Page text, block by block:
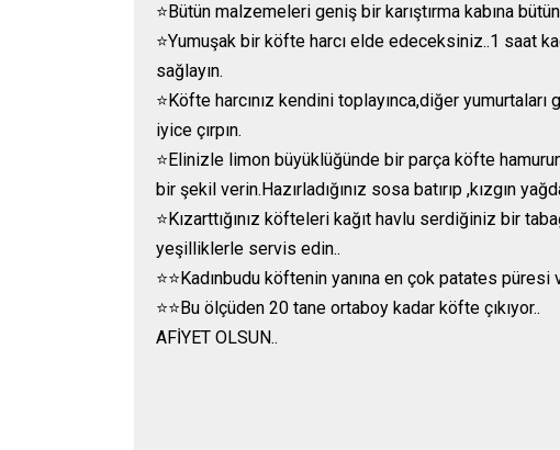
⭐️Bütün malzemeleri geniş bir karıştırma kabına
⭐️Yumuşak bir köfte harcı elde edeceksiniz..1 saat
sağlayın.
⭐️Köfte harcınız kendini toplayınca,diğer
iyice çırpın.
⭐️Elinizle limon büyüklüğünde bir parça köfte
bir şekil verin.Hazırladığınız sosa batırıp ,kızgın
⭐️Kızarttığınız köfteleri kağıt havlu serdiğiniz bir
yeşilliklerle servis edin..
⭐️⭐️Kadınbudu köftenin yanına en çok patates püresi
⭐️⭐️Bu ölçüden 20 tane ortaboy kadar köfte çıkıyor..
AFİYET OLSUN..